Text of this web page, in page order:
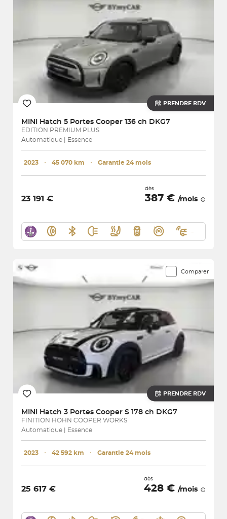
PRENDRE RDV
MINI Hatch 5 Portes Cooper 136 ch DKG7
EDITION PREMIUM PLUS
Automatique | Essence
2023 ･ 45 070 km ･ Garantie 24 mois
23 191 €
dès
387 € /mois
Comparer
PRENDRE RDV
MINI Hatch 3 Portes Cooper S 178 ch DKG7
FINITION HOHN COOPER WORKS
Automatique | Essence
2023 ･ 42 592 km ･ Garantie 24 mois
25 617 €
dès
428 € /mois